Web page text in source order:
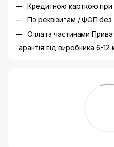
Кредитною карткою при
По реквізитам / ФОП
Оплата частинами
Гарантія від виробника 6-12